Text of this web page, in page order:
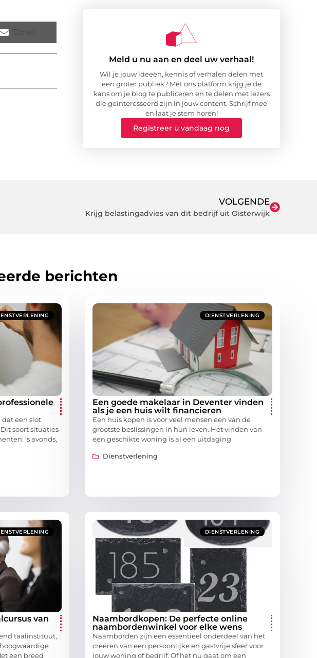
Meld u nu aan en deel uw verhaal!
Wil je jouw ideeën, kennis of verhalen delen met
een groter publiek? Met ons platform krijg je de
kans om je blog te publiceren en te delen met lezers
die geïnteresseerd zijn in jouw content. Schrijf mee
en laat je stem horen!
Registreer u vandaag nog
VOLGENDE
Krijg belastingadvies van dit bedrijf uit Oisterwijk
berichten
een slot
soort situaties
’s avonds,
DIENSTVERLENING
Een goede makelaar in Deventer vinden
als je een huis wilt financieren
Een huis kopen is voor veel mensen een van de
grootste beslissingen in hun leven. Het vinden van
een geschikte woning is al een uitdaging
Dienstverlening
van
taalinstituut,
een breed
DIENSTVERLENING
Naambordkopen: De perfecte online
naambordenwinkel voor elke wens
Naamborden zijn een essentieel onderdeel van het
creëren van een persoonlijke en gastvrije sfeer voor
jouw woning of bedrijf. Of het nu gaat om een